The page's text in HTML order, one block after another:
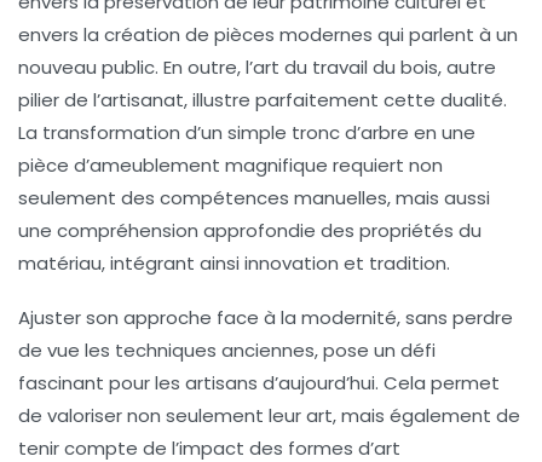
envers la création de pièces modernes qui parlent à un
nouveau public. En outre, l’art du travail du bois, autre
pilier de l’artisanat, illustre parfaitement cette dualité.
La transformation d’un simple tronc d’arbre en une
pièce d’ameublement magnifique requiert non
seulement des compétences manuelles, mais aussi
une compréhension approfondie des propriétés du
matériau, intégrant ainsi innovation et tradition.
Ajuster son approche face à la modernité, sans perdre
de vue les techniques anciennes, pose un défi
fascinant pour les artisans d’aujourd’hui. Cela permet
de valoriser non seulement leur art, mais également de
tenir compte de l’impact des formes d’art